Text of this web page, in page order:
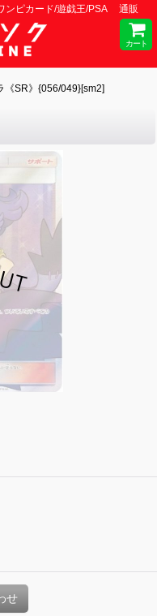
ンピカード/遊戯王/PSA 通販
カート
《SR》{056/049}[sm2]
せ